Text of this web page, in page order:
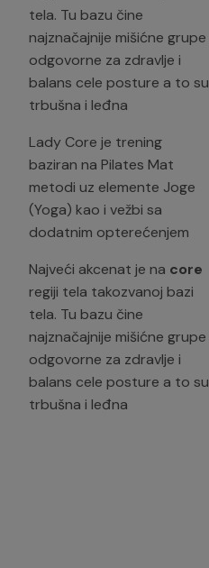
tela. Tu bazu čine
najznačajnije mišićne grupe
odgovorne za zdravlje i
balans cele posture a to su
trbušna i leđna
Lady Core je trening
baziran na Pilates Mat
metodi uz elemente Joge
(Yoga) kao i vežbi sa
dodatnim opterećenjem
Najveći akcenat je na core
regiji tela takozvanoj bazi
tela. Tu bazu čine
najznačajnije mišićne grupe
odgovorne za zdravlje i
balans cele posture a to su
trbušna i leđna